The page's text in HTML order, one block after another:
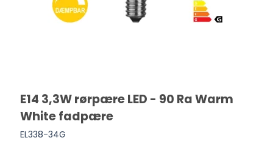
E14 3,3W rørpære LED - 90 Ra Warm
White fadpære
EL338-34G